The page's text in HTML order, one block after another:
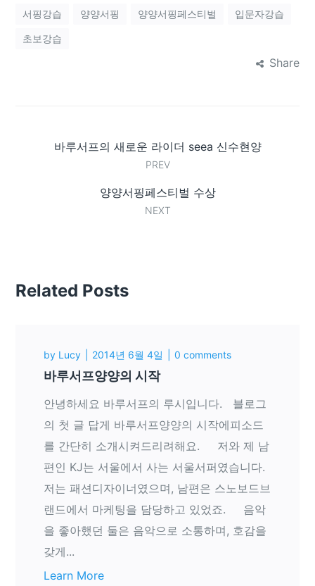
서핑강습 양양서핑 양양서핑페스티벌 입문자강습
초보강습
Share
바루서프의 새로운 라이더 seea 신수현양
PREV
양양서핑페스티벌 수상
NEXT
Related Posts
by Lucy 2014년 6월 4일 0 comments
바루서프양양의 시작
안녕하세요 바루서프의 루시입니다. 블로그
의 첫 글 답게 바루서프양양의 시작에피소드
를 간단히 소개시켜드리려해요. 저와 제 남
편인 KJ는 서울에서 사는 서울서퍼였습니다.
저는 패션디자이너였으며, 남편은 스노보드브
랜드에서 마케팅을 담당하고 있었죠. 음악
을 좋아했던 둘은 음악으로 소통하며, 호감을
갖게...
Learn More